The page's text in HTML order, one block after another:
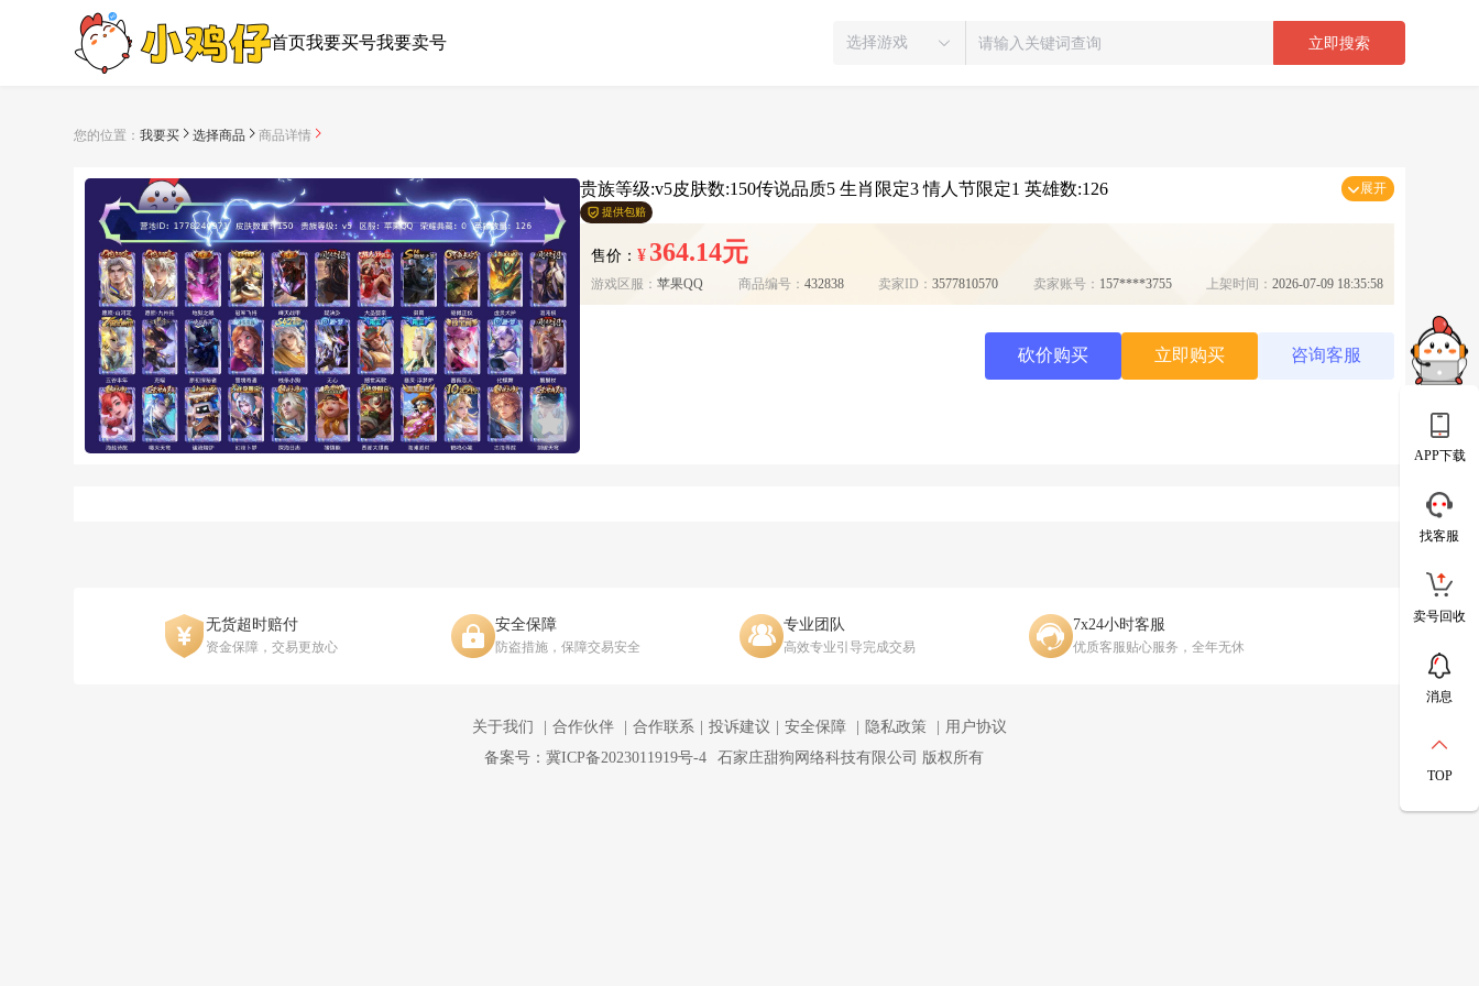
首页我要买号我要卖号 选择游戏 立即搜索
您的位置： 我要买 选择商品 商品详情
贵族等级:v5皮肤数:150传说品质5 生肖限定3 情人节限定1 英雄数:126 展开
提供包赔
售价： ¥ 364.14元
游戏区服： 苹果QQ 商品编号： 432838 卖家ID： 3577810570 卖家账号： 157****3755 上架时间： 2026-07-09 18:35:58
砍价购买 立即购买 咨询客服
无货超时赔付
资金保障，交易更放心
安全保障
防盗措施，保障交易安全
专业团队
高效专业引导完成交易
7x24小时客服
优质客服贴心服务，全年无休
关于我们 合作伙伴 合作联系 投诉建议 安全保障 隐私政策
用户协议
备案号：冀ICP备2023011919号-4
石家庄甜狗网络科技有限公司 版权所有
APP下载
找客服
卖号回收
消息
TOP